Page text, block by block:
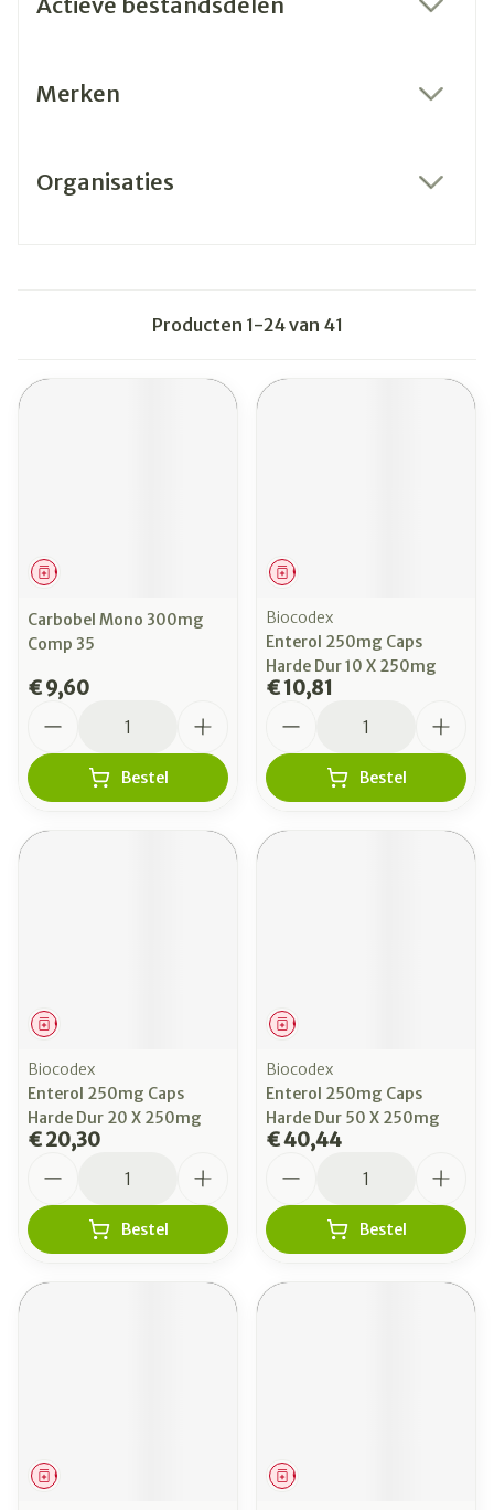
Merken
Organisaties
Producten 1-24van 41
Geneesmiddel
Carbobel Mono 300mg
Comp 35
€ 9,60
Bestel
Geneesmiddel
Biocodex
Enterol 250mg Caps
Harde Dur 10 X 250mg
€ 10,81
Bestel
Geneesmiddel
Biocodex
Enterol 250mg Caps
Harde Dur 20 X 250mg
€ 20,30
Bestel
Geneesmiddel
Biocodex
Enterol 250mg Caps
Harde Dur 50 X 250mg
€ 40,44
Bestel
Geneesmiddel Geneesmiddel